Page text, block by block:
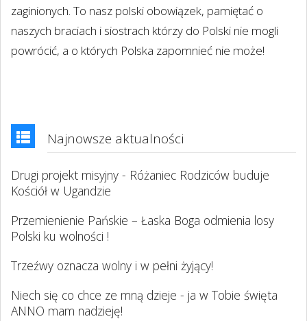
zaginionych. To nasz polski obowiązek, pamiętać o
naszych braciach i siostrach którzy do Polski nie mogli
powrócić, a o których Polska zapomnieć nie może!
Najnowsze aktualności
Drugi projekt misyjny - Różaniec Rodziców buduje
Kościół w Ugandzie
Przemienienie Pańskie – Łaska Boga odmienia losy
Polski ku wolności !
Trzeźwy oznacza wolny i w pełni żyjący!
Niech się co chce ze mną dzieje - ja w Tobie święta
ANNO mam nadzieję!